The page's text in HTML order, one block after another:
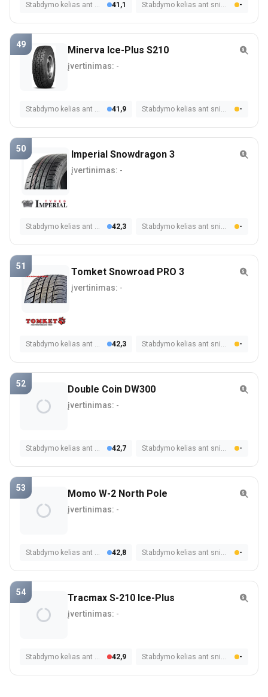
Stabdymo kelias ant šlapios dangos 41,1 Stabdymo kelias ant sniego -
49 Minerva Ice-Plus S210
įvertinimas: -
Stabdymo kelias ant šlapios dangos 41,9 Stabdymo kelias ant sniego -
50 Imperial Snowdragon 3
įvertinimas: -
Stabdymo kelias ant šlapios dangos 42,3 Stabdymo kelias ant sniego -
51 Tomket Snowroad PRO 3
įvertinimas: -
Stabdymo kelias ant šlapios dangos 42,3 Stabdymo kelias ant sniego -
52 Double Coin DW300
įvertinimas: -
Stabdymo kelias ant šlapios dangos 42,7 Stabdymo kelias ant sniego -
53 Momo W-2 North Pole
įvertinimas: -
Stabdymo kelias ant šlapios dangos 42,8 Stabdymo kelias ant sniego -
54 Tracmax S-210 Ice-Plus
įvertinimas: -
Stabdymo kelias ant šlapios dangos 42,9 Stabdymo kelias ant sniego -